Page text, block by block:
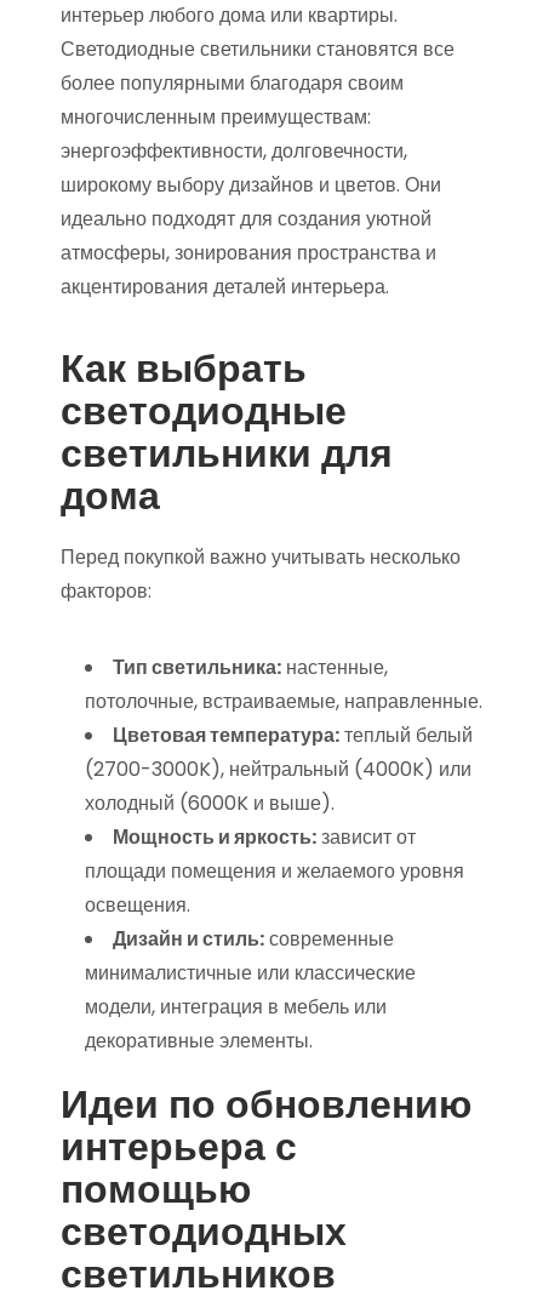
интерьер любого дома или квартиры.
Светодиодные светильники становятся все
более популярными благодаря своим
многочисленным преимуществам:
энергоэффективности, долговечности,
широкому выбору дизайнов и цветов. Они
идеально подходят для создания уютной
атмосферы, зонирования пространства и
акцентирования деталей интерьера.
Как выбрать
светодиодные
светильники для
дома
Перед покупкой важно учитывать несколько
факторов:
Тип светильника: настенные,
потолочные, встраиваемые, направленные.
Цветовая температура:теплый белый
(2700-3000K), нейтральный (4000K) или
холодный (6000K и выше).
Мощность и яркость:зависит от
площади помещения и желаемого уровня
освещения.
Дизайн и стиль:современные
минималистичные или классические
модели, интеграция в мебель или
декоративные элементы.
Идеи по обновлению
интерьера с
помощью
светодиодных
светильников